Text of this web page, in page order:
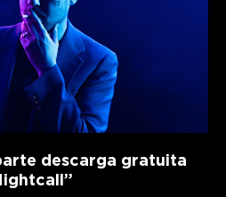
descarga gratuita